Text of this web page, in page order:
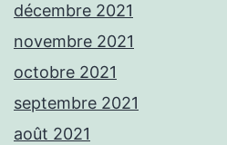
décembre 2021
novembre 2021
octobre 2021
septembre 2021
août 2021